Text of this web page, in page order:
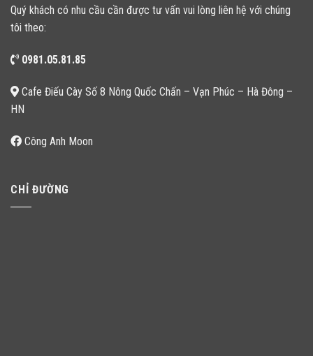
Quý khách có nhu cầu cần được tư vấn vui lòng liên hệ với chúng
tôi theo:
0981.05.81.85
Cafe Điếu Cày Số 8 Nông Quốc Chấn – Vạn Phúc – Hà Đông –
HN
Công Anh Moon
CHỈ ĐƯỜNG